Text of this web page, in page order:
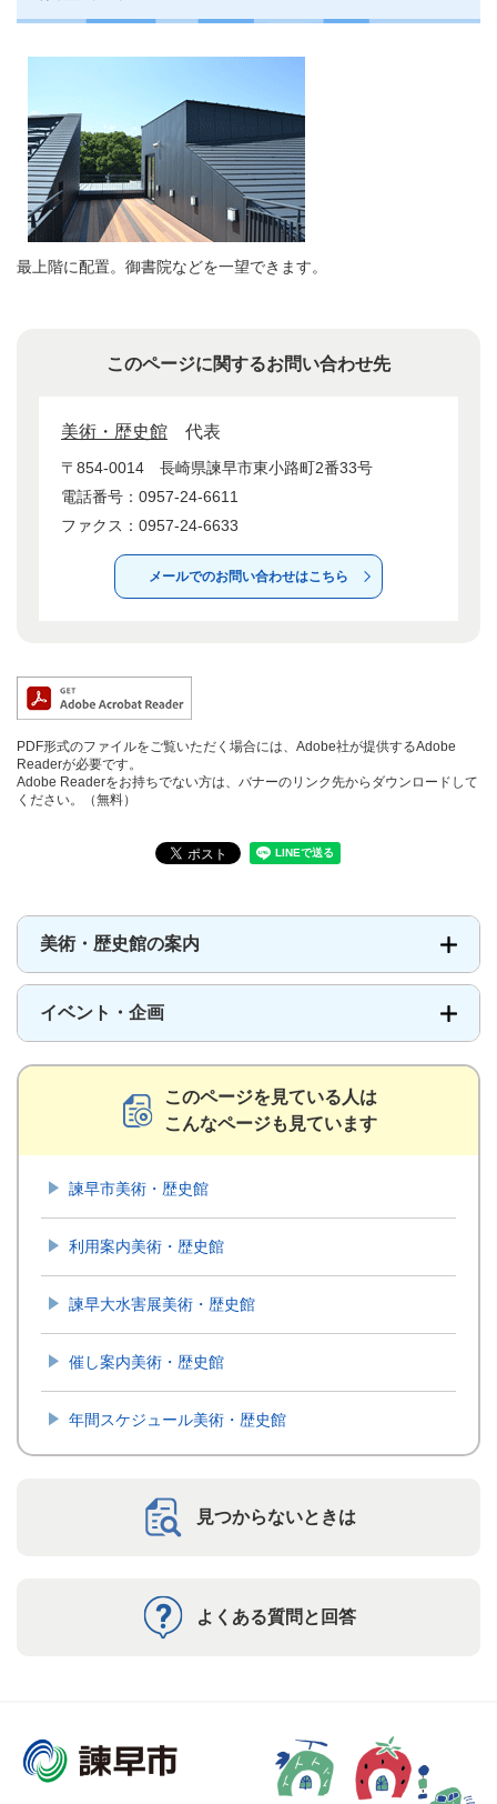
最上階に配置。御書院などを一望できます。
このページに関するお問い合わせ先
美術・歴史館 代表
〒854-0014
長崎県諫早市東小路町2番33号
電話番号：0957-24-6611
ファクス：0957-24-6633
メールでのお問い合わせはこちら
PDF形式のファイルをご覧いただく場合には、Adobe社が提供するAdobe
Readerが必要です。
Adobe Readerをお持ちでない方は、バナーのリンク先からダウンロードして
ください。（無料）
美術・歴史館の案内
イベント・企画
このページを見ている人は
こんなページも見ています
諫早市美術・歴史館
利用案内美術・歴史館
諫早大水害展美術・歴史館
催し案内美術・歴史館
年間スケジュール美術・歴史館
見つからないときは
よくある質問と回答